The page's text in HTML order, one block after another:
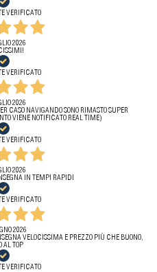
VERIFICATO
2026
VERIFICATO
2026
CASO NAVIGANDO SONO RIMASTO SUPER
VIENE NOTIFICATO REAL TIME)
VERIFICATO
2026
IN TEMPI RAPIDI
VERIFICATO
2026
VELOCISSIMA E PREZZO PIÙ CHE BUONO,
AL TOP
VERIFICATO